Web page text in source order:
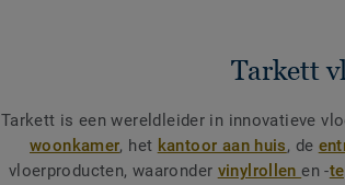
Tarkett
Tarkett is een wereldleider in innovatieve
woonkamer, het kantoor aan huis, de
vloerproducten, waaronder vinylrollen en -